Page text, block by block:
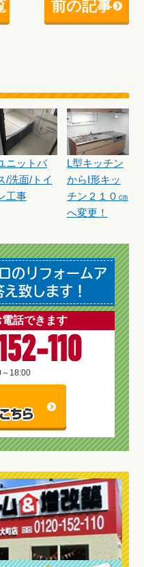
前の記事
ニットバ
/洗面/トイ
工事
L型キッチン
からI形キッ
チン２１０㎝
へ変更！
のリフォームア
致します！
話できます
110
18:00